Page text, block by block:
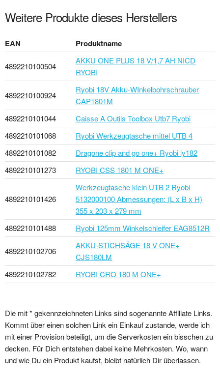
Weitere Produkte dieses Herstellers
EAN Produktname
4892210100504
AKKU ONE PLUS 18 V/1,7 AH NICD
RYOBI
4892210100924
Ryobi 18V Akku-WInkelbohrschrauber
CAP1801M
4892210101044
Caisse A Outils Toolbox Utb7 Ryobi
4892210101068
Ryobi Werkzeugtasche mittel UTB 4
4892210101082
Dragone clip and go one+ Ryobi ly182
4892210101273
RYOBI CSS 1801 M ONE+
4892210101426
Werkzeugtasche klein UTB 2 Ryobi
5132000100 Abmessungen: (L x B x H)
355 x 203 x 279 mm
4892210101488
Ryobi 125mm Winkelschleifer EAG8512R
4892210102706
AKKU-STICHSÄGE 18 V ONE+
CJS180LM
4892210102782
RYOBI CRO 180 M ONE+
Die mit * gekennzeichneten Links sind sogenannte Affiliate Links.
Kommt über einen solchen Link ein Einkauf zustande, werde ich
mit einer Provision beteiligt, um die Serverkosten ein bisschen zu
decken. Für Dich entstehen dabei keine Mehrkosten. Wo, wann
und wie Du ein Produkt kaufst, bleibt natürlich Dir überlassen.